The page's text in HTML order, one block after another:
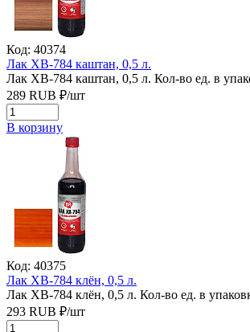
Код: 40374
Лак ХВ-784 каштан, 0,5 л.
Лак ХВ-784 каштан, 0,5 л. Кол-во ед. в
289 RUB ₽/шт
В корзину
Код: 40375
Лак ХВ-784 клён, 0,5 л.
Лак ХВ-784 клён, 0,5 л. Кол-во ед. в
293 RUB ₽/шт